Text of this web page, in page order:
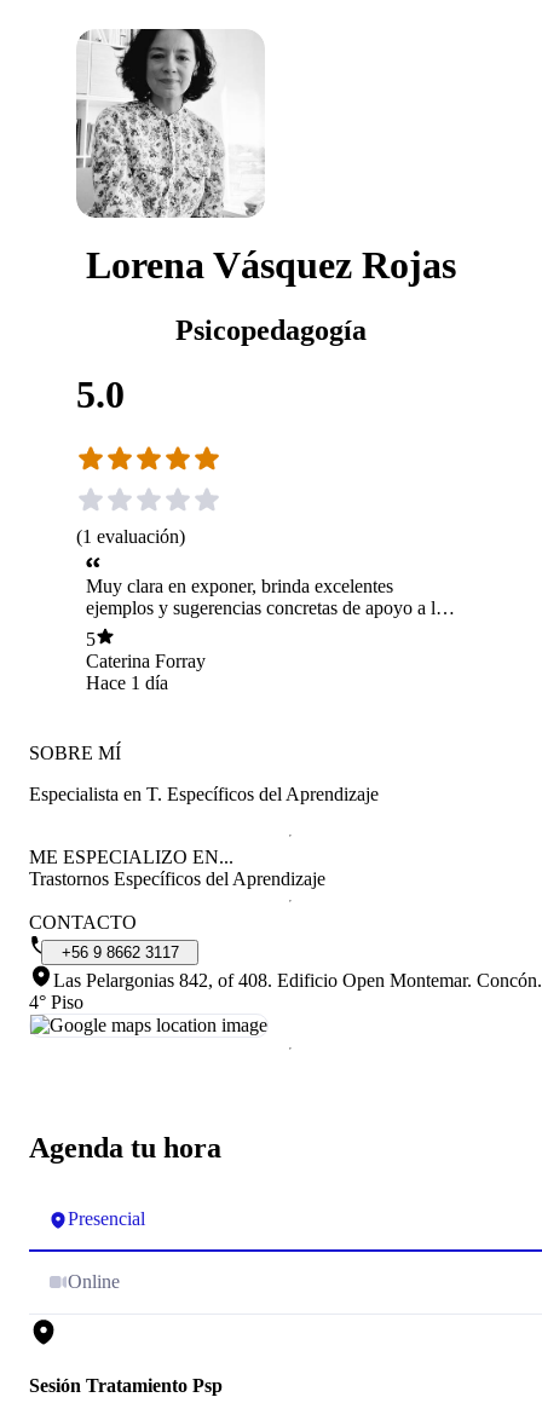
Lorena Vásquez Rojas
Psicopedagogía
5.0
(1 evaluación)
Muy clara en exponer, brinda excelentes
ejemplos y sugerencias concretas de apoyo a la
lectura de un niño de Enseñanza Básica.
Absolutamente recomendable para apoyar desde
el hogar la lectura y el aprendizaje de la lectura,
de forma lúdica y motivadora.
5
Caterina Forray
Hace 1 día
Agenda tu hora
Presencial
Online
Sesión Tratamiento Psp
SOBRE MÍ
Especialista en T. Específicos del Aprendizaje
ME ESPECIALIZO EN...
Trastornos Específicos del Aprendizaje
CONTACTO
+56 9 8662 3117
Las Pelargonias 842, of 408. Edificio Open Montemar. Concón.
4° Piso